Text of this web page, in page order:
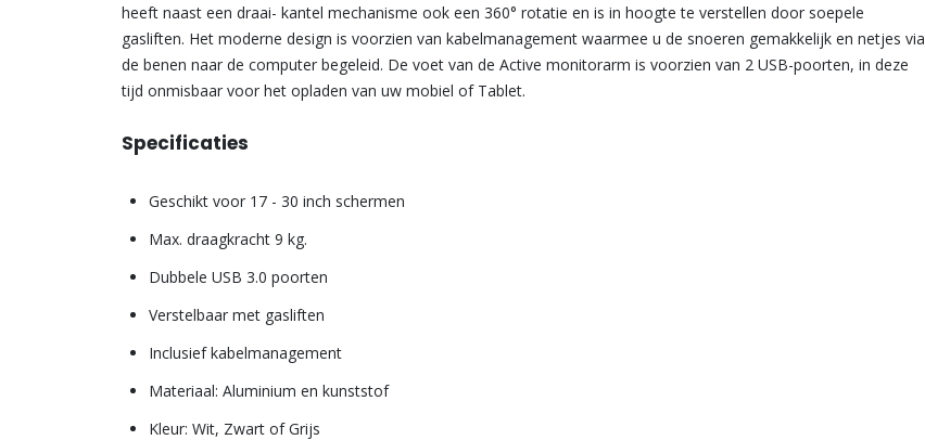
heeft naast een draai- kantel mechanisme ook een 360° rotatie en is in hoogte te verstellen door soepele
gasliften. Het moderne design is voorzien van kabelmanagement waarmee u de snoeren gemakkelijk en netjes via
de benen naar de computer begeleid. De voet van de Active monitorarm is voorzien van 2 USB-poorten, in deze
tijd onmisbaar voor het opladen van uw mobiel of Tablet.
Specificaties
Geschikt voor 17 - 30 inch schermen
Max. draagkracht 9 kg.
Dubbele USB 3.0 poorten
Verstelbaar met gasliften
Inclusief kabelmanagement
Materiaal: Aluminium en kunststof
Kleur: Wit, Zwart of Grijs